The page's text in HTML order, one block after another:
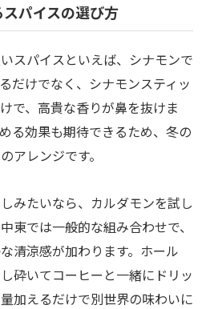
パイスの選び方
スパイスといえば、シナモンで
だけでなく、シナモンスティッ
で、高貴な香りが鼻を抜けま
る効果も期待できるため、冬の
アレンジです。
みたいなら、カルダモンを試し
東では一般的な組み合わせで、
清涼感が加わります。ホール
砕いてコーヒーと一緒にドリッ
加えるだけで別世界の味わいに